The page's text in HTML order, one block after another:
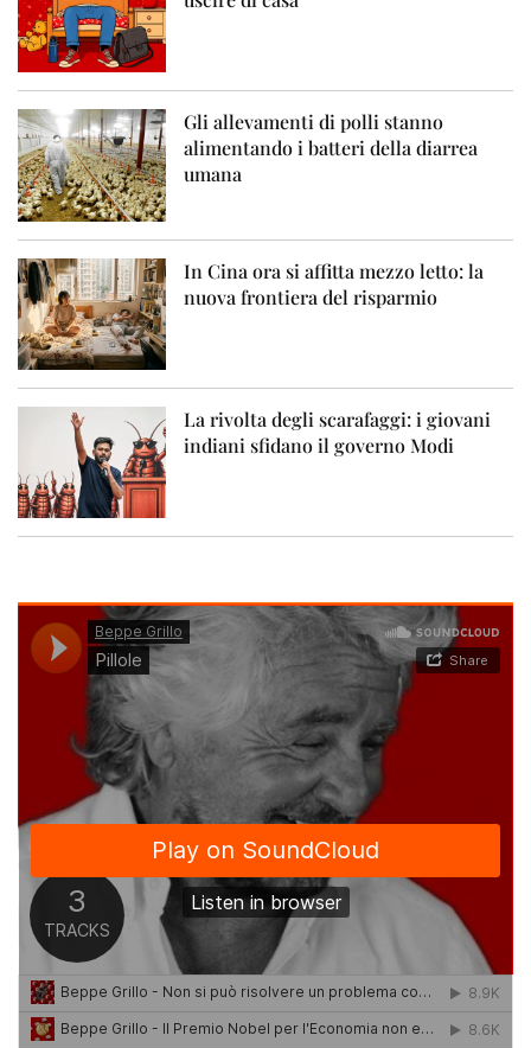
Gli allevamenti di polli stanno
alimentando i batteri della diarrea
umana
In Cina ora si affitta mezzo letto: la
nuova frontiera del risparmio
La rivolta degli scarafaggi: i giovani
indiani sfidano il governo Modi